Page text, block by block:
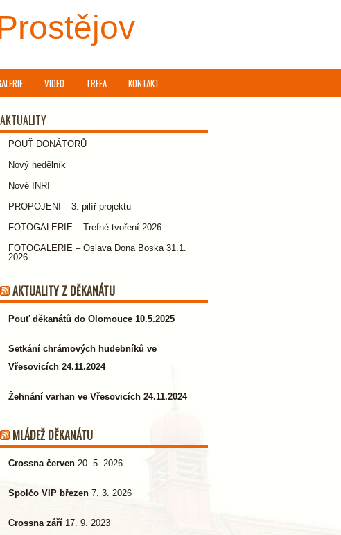
VIDEO TREFA KONTAKT
AKTUALITY
POUŤ DONÁTORŮ
Nový nedělník
Nové INRI
PROPOJENI – 3. pilíř projektu
FOTOGALERIE – Trefné tvoření 2026
FOTOGALERIE – Oslava Dona Boska 31.1.
2026
AKTUALITY Z DĚKANÁTU
Pouť děkanátů do Olomouce 10.5.2025
Setkání chrámových hudebníků ve
Vřesovicích 24.11.2024
Žehnání varhan ve Vřesovicích 24.11.2024
MLÁDEŽ DĚKANÁTU
Crossna červen 20. 5. 2026
Spolčo VIP březen 7. 3. 2026
Crossna září 17. 9. 2023